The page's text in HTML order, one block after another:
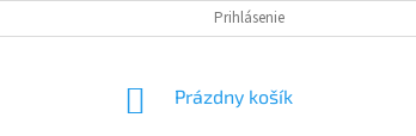
ODSTÚPENIE OD ZMLUVY
Prihlásenie
NÁKUPNÝ
Prázdny košík